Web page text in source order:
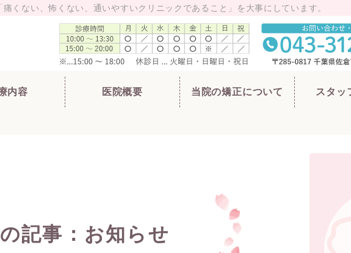
さくらホワイト歯科・矯正歯科|千葉県佐倉市の歯医者
くない、怖くない、通いやすいクリニックであること」を大事にしています。
内容 医院概要 当院の矯正について スタッ
記事：お知らせ